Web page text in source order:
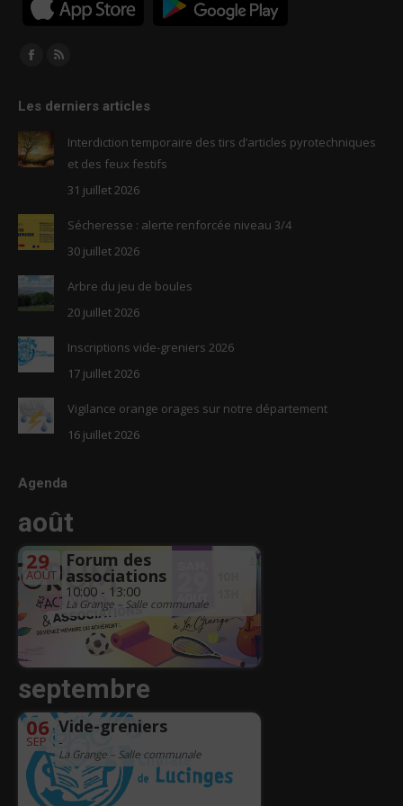
Trouvez nous sur :
Facebook
opens
in
new
RSS
opens
new
window
Les derniers articles
Interdiction temporaire des tirs d’articles pyrotechniques
et des feux festifs
31 juillet 2026
Sécheresse : alerte renforcée niveau 3/4
30 juillet 2026
Arbre du jeu de boules
20 juillet 2026
Inscriptions vide-greniers 2026
17 juillet 2026
Vigilance orange orages sur notre département
16 juillet 2026
Agenda
août
29
AOÛT
Forum des
associations
10:00 - 13:00
La Grange – Salle communale
septembre
06
SEP
Vide-greniers
-
La Grange – Salle communale